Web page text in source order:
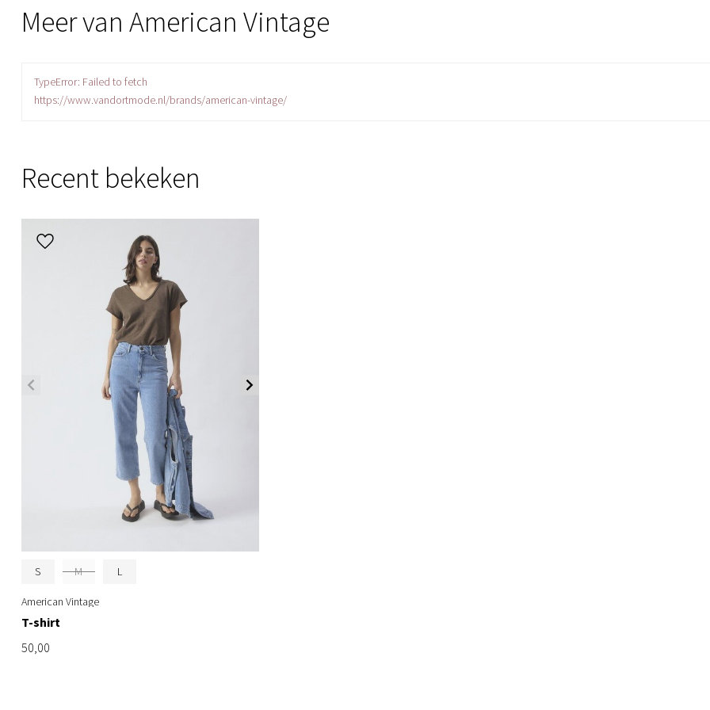
Meer van American Vintage
TypeError: Failed to fetch
https://www.vandortmode.nl/brands/american-vintage/
Recent bekeken
S M L
American Vintage
T-shirt
50,00